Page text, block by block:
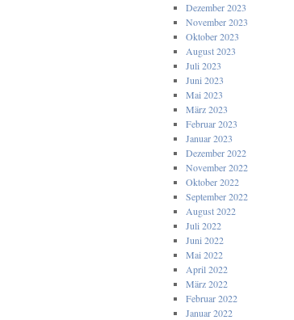
Dezember 2023
November 2023
Oktober 2023
August 2023
Juli 2023
Juni 2023
Mai 2023
März 2023
Februar 2023
Januar 2023
Dezember 2022
November 2022
Oktober 2022
September 2022
August 2022
Juli 2022
Juni 2022
Mai 2022
April 2022
März 2022
Februar 2022
Januar 2022